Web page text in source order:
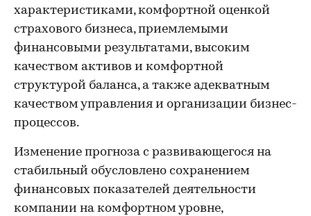
характеристиками, комфортной оценкой
страхового бизнеса, приемлемыми
финансовыми результатами, высоким
качеством активов и комфортной
структурой баланса, а также адекватным
качеством управления и организации бизнес-
процессов.
Изменение прогноза с развивающегося на
стабильный обусловлено сохранением
финансовых показателей деятельности
компании на комфортном уровне,